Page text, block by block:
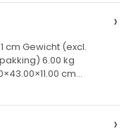
›
cm Gewicht (excl.
6.00 kg
cm
›